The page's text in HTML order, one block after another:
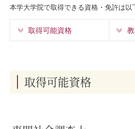
本学大学院で取得できる資格・免許は以
取得可能資格
取得可能資格